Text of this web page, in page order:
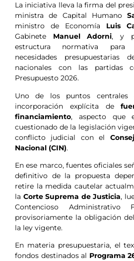
La iniciativa lleva la firma del
ministra de Capital Humano
ministro de Economía Luis
Gabinete Manuel Adorni, y
estructura normativa para
necesidades presupuestarias
nacionales con las partidas
Presupuesto 2026.
Uno de los puntos
incorporación explícita de
financiamiento, aspecto que
cuestionado de la legislación
conflicto judicial con el
Nacional (CIN).
En ese marco, fuentes oficiales
definitivo de la propuesta
retire la medida cautelar
la Corte Suprema de Justicia,
Contencioso Administrativo
provisoriamente la obligación
la ley vigente.
En materia presupuestaria, el
fondos destinados al Programa